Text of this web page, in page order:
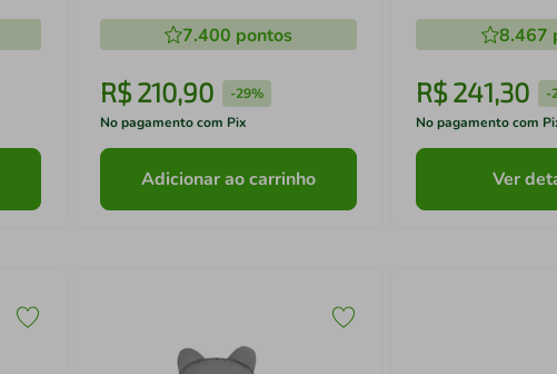
Vroom - Batistela
7.400 pontos
R$ 210,90 -29%
No pagamento com Pix
Adicionar ao carrinho
Linho - Batistela
8.467
R$241,30 -
No pagamento com
Ver